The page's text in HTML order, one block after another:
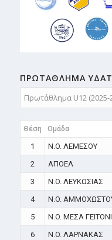
ΠΡΩΤΑΘΛΗMA
Θέση Ομάδα
1 N.O. ΛΕΜΕΣΟΥ
2
ΑΠΟΕΛ
3
N.O. ΛΕΥΚΩΣΙΑΣ
4
N.O.
5
N.O. ΜΕΣΑ
6
N.O. ΛΑΡΝΑΚΑΣ